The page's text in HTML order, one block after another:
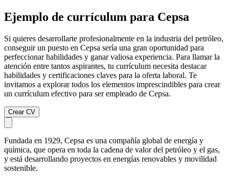
Ejemplo de currículum para Cepsa
Si quieres desarrollarte profesionalmente en la industria del petróleo,
conseguir un puesto en Cepsa sería una gran oportunidad para
perfeccionar habilidades y ganar valiosa experiencia. Para llamar la
atención entre tantos aspirantes, tu currículum necesita destacar
habilidades y certificaciones claves para la oferta laboral. Te
invitamos a explorar todos los elementos imprescindibles para crear
un currículum efectivo para ser empleado de Cepsa.
Crear CV
Fundada en 1929, Cepsa es una compañía global de energía y
química, que opera en toda la cadena de valor del petróleo y el gas,
y está desarrollando proyectos en energías renovables y movilidad
sostenible.